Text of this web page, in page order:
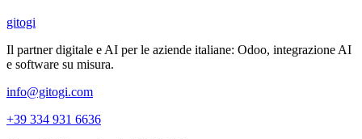
gitogi
Il partner digitale e AI per le aziende italiane: Odoo, integrazione AI
e software su misura.
info@gitogi.com
+39 334 931 6636